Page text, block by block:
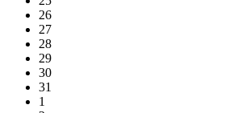
26
27
28
29
30
31
1